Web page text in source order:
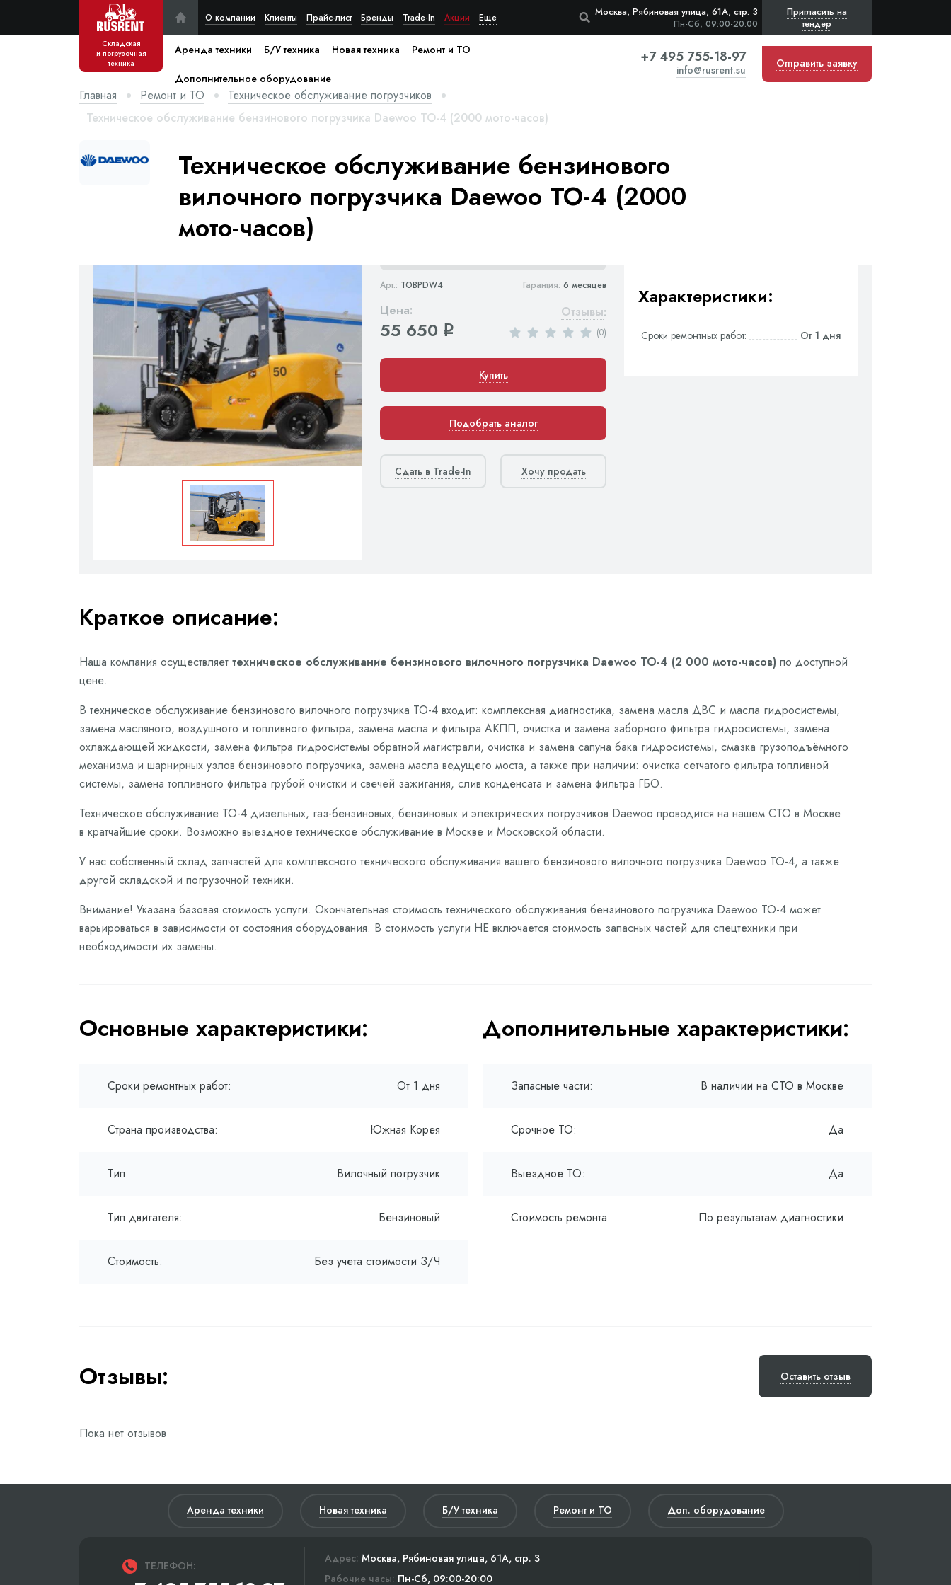
Складская
и погрузочная
техника
О компании Клиенты Прайс-лист Бренды Trade-In Акции Еще Москва, Рябиновая улица, 61А, стр. 3
Пн-Сб, 09:00-20:00
Пригласить на
тендер
Аренда техники Б/У техника Новая техника Ремонт и ТО
Дополнительное оборудование
+7 495 755-18-97
info@rusrent.su Отправить заявку
Главная Ремонт и ТО
Техническое обслуживание погрузчиков
Техническое обслуживание бензинового погрузчика Daewoo ТО-4 (2000 мото-часов)
Техническое обслуживание бензинового
вилочного погрузчика Daewoo ТО-4 (2000
мото-часов)
Арт.: TOBPDW4 Гарантия: 6 месяцев
Цена:
55 650 q
Отзывы:
(0)
Купить
Подобрать аналог
Сдать в Trade-In Хочу продать
Характеристики:
Сроки ремонтных работ: От 1 дня
Краткое описание:
Наша компания осуществляет техническое обслуживание бензинового вилочного погрузчика Daewoo ТО-4 (2 000 мото-часов) по доступной
цене.
В техническое обслуживание бензинового вилочного погрузчика ТО-4 входит: комплексная диагностика, замена масла ДВС и масла гидросистемы,
замена масляного, воздушного и топливного фильтра, замена масла и фильтра АКПП, очистка и замена заборного фильтра гидросистемы, замена
охлаждающей жидкости, замена фильтра гидросистемы обратной магистрали, очистка и замена сапуна бака гидросистемы, смазка грузоподъёмного
механизма и шарнирных узлов бензинового погрузчика, замена масла ведущего моста, а также при наличии: очистка сетчатого фильтра топливной
системы, замена топливного фильтра грубой очистки и свечей зажигания, слив конденсата и замена фильтра ГБО.
Техническое обслуживание ТО-4 дизельных, газ-бензиновых, бензиновых и электрических погрузчиков Daewoo проводится на нашем СТО в Москве
в кратчайшие сроки. Возможно выездное техническое обслуживание в Москве и Московской области.
У нас собственный склад запчастей для комплексного технического обслуживания вашего бензинового вилочного погрузчика Daewoo ТО-4, а также
другой складской и погрузочной техники.
Внимание! Указана базовая стоимость услуги. Окончательная стоимость технического обслуживания бензинового погрузчика Daewoo ТО-4 может
варьироваться в зависимости от состояния оборудования. В стоимость услуги НЕ включается стоимость запасных частей для спецтехники при
необходимости их замены.
Основные характеристики:
Сроки ремонтных работ: От 1 дня
Страна производства: Южная Корея
Тип: Вилочный погрузчик
Тип двигателя: Бензиновый
Стоимость: Без учета стоимости З/Ч
Дополнительные характеристики:
Запасные части: В наличии на СТО в Москве
Срочное ТО: Да
Выездное ТО: Да
Стоимость ремонта: По результатам диагностики
Отзывы: Оставить отзыв
Пока нет отзывов
Аренда техники Новая техника Б/У техника Ремонт и ТО Доп. оборудование
ТЕЛЕФОН:
Адрес: Москва, Рябиновая улица, 61А, стр. 3
Рабочие часы: Пн-Сб, 09:00-20:00